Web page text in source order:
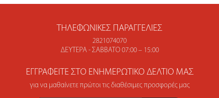
ΤΗΛΕΦΩΝΙΚΈΣ ΠΑΡΑΓΓΕΛΊΕΣ
2821074070
ΔΕΥΤΈΡΑ - ΣΆΒΒΑΤΟ 07:00 – 15:00
ΕΓΓΡΑΦΕΊΤΕ ΣΤΟ ΕΝΗΜΕΡΩΤΙΚΌ ΔΕΛΤΊΟ ΜΑΣ
για να μαθαίνετε πρώτοι τις διαθέσιμες προσφορές μας